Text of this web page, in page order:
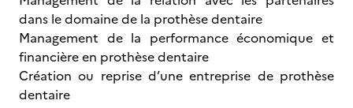
dans le domaine de la prothèse dentaire
Management de la performance économique et
financière en prothèse dentaire
Création ou reprise d’une entreprise de prothèse
dentaire